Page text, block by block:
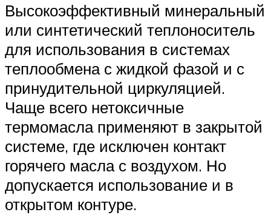
Высокоэффективный минеральный
или синтетический теплоноситель
для использования в системах
теплообмена с жидкой фазой и с
принудительной циркуляцией.
Чаще всего нетоксичные
термомасла применяют в закрытой
системе, где исключен контакт
горячего масла с воздухом. Но
допускается использование и в
открытом контуре.